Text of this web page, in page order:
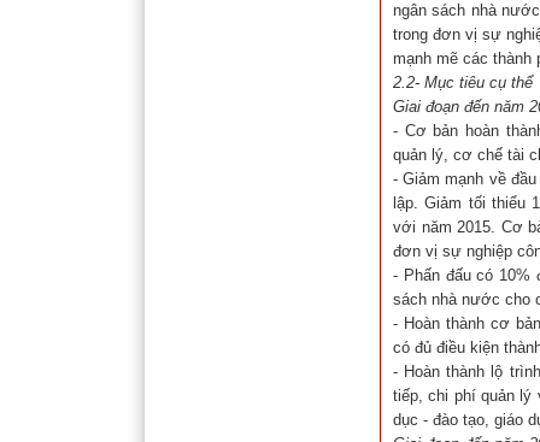
ngân sách nhà
trong đơn vị sự
mạnh mẽ các thành
2.2- Mục tiêu cụ thể
Giai đoạn đến năm
- Cơ bản hoàn
quản lý, cơ chế tài
- Giảm mạnh về
lập. Giảm tối thiểu
với năm 2015. Cơ
đơn vị sự nghiệp
- Phấn đấu có
sách nhà nước cho
- Hoàn thành cơ
có đủ điều kiện
- Hoàn thành lộ
tiếp, chi phí quản lý
dục - đào tạo, giáo